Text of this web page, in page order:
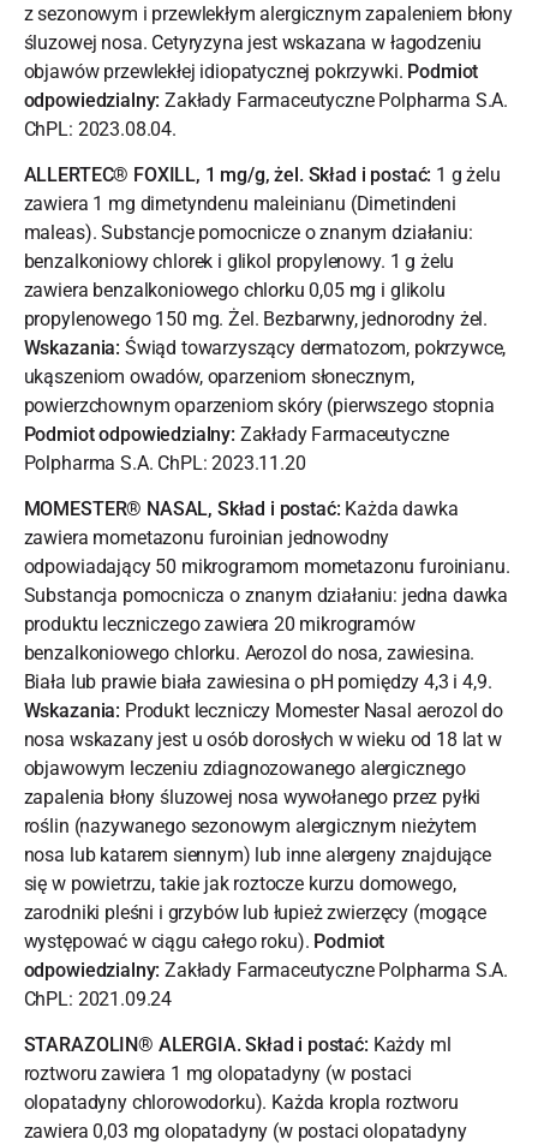
z sezonowym i przewlekłym alergicznym zapaleniem błony
śluzowej nosa. Cetyryzyna jest wskazana w łagodzeniu
objawów przewlekłej idiopatycznej pokrzywki. Podmiot
odpowiedzialny: Zakłady Farmaceutyczne Polpharma S.A.
ChPL: 2023.08.04.
ALLERTEC® FOXILL, 1 mg/g, żel. Skład i postać: 1 g żelu
zawiera 1 mg dimetyndenu maleinianu (Dimetindeni
maleas). Substancje pomocnicze o znanym działaniu:
benzalkoniowy chlorek i glikol propylenowy. 1 g żelu
zawiera benzalkoniowego chlorku 0,05 mg i glikolu
propylenowego 150 mg. Żel. Bezbarwny, jednorodny żel.
Wskazania: Świąd towarzyszący dermatozom, pokrzywce,
ukąszeniom owadów, oparzeniom słonecznym,
powierzchownym oparzeniom skóry (pierwszego stopnia
Podmiot odpowiedzialny: Zakłady Farmaceutyczne
Polpharma S.A. ChPL: 2023.11.20
MOMESTER® NASAL, Skład i postać: Każda dawka
zawiera mometazonu furoinian jednowodny
odpowiadający 50 mikrogramom mometazonu furoinianu.
Substancja pomocnicza o znanym działaniu: jedna dawka
produktu leczniczego zawiera 20 mikrogramów
benzalkoniowego chlorku. Aerozol do nosa, zawiesina.
Biała lub prawie biała zawiesina o pH pomiędzy 4,3 i 4,9.
Wskazania: Produkt leczniczy Momester Nasal aerozol do
nosa wskazany jest u osób dorosłych w wieku od 18 lat w
objawowym leczeniu zdiagnozowanego alergicznego
zapalenia błony śluzowej nosa wywołanego przez pyłki
roślin (nazywanego sezonowym alergicznym nieżytem
nosa lub katarem siennym) lub inne alergeny znajdujące
się w powietrzu, takie jak roztocze kurzu domowego,
zarodniki pleśni i grzybów lub łupież zwierzęcy (mogące
występować w ciągu całego roku). Podmiot
odpowiedzialny: Zakłady Farmaceutyczne Polpharma S.A.
ChPL: 2021.09.24
STARAZOLIN® ALERGIA. Skład i postać: Każdy ml
roztworu zawiera 1 mg olopatadyny (w postaci
olopatadyny chlorowodorku). Każda kropla roztworu
zawiera 0,03 mg olopatadyny (w postaci olopatadyny